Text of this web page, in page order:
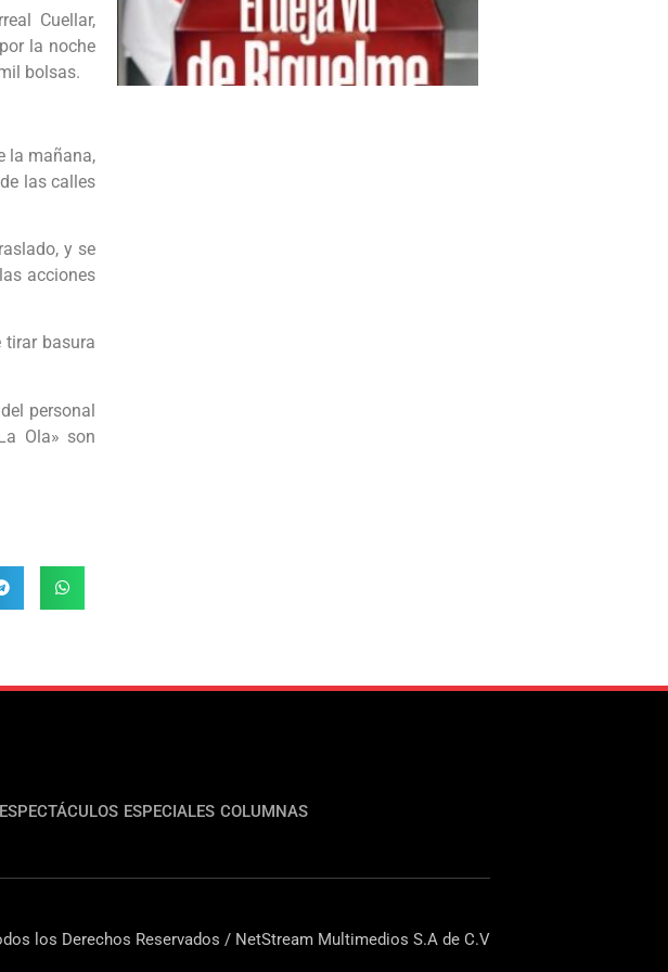
Cuellar,
la noche
bolsas.
la mañana,
las calles
y se
acciones
tirar basura
personal
Ola» son
ESPECTÁCULOS ESPECIALES COLUMNAS
los Derechos Reservados / NetStream Multimedios S.A de C.V